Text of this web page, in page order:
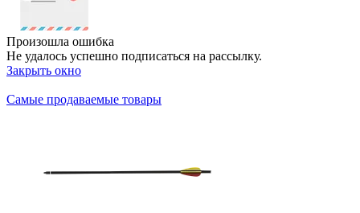
Произошла ошибка
Не удалось успешно подписаться на рассылку.
Закрыть окно
Самые продаваемые товары